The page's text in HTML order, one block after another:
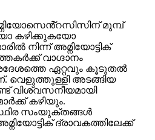
മുമ്പ്
കഴിക്കുകയോ
നിന്ന് അമ്നിയോട്ടിക്
വാഗ്ദാനം
ഏറ്റവും കൂടുതൽ
വെളുത്തുള്ളി അടങ്ങിയ
വിശ്വസനീയമായി
കഴിയും.
സംയുക്തങ്ങൾ
ദ്രാവകത്തിലേക്ക്